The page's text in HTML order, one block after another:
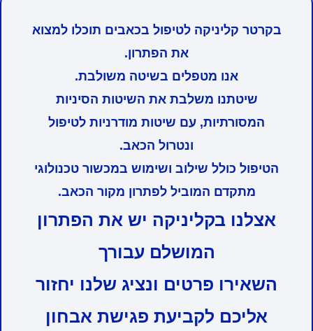
בקרטר קליניקה לטיפול בכאבים תוכלו למצוא
את הפתרון.
אנו מטפלים בשיטה משולבת.
שיטתנו משלבת את השיטות הסיניות
המסורתיות, עם שיטות מודרניות לטיפול
ונטרול הכאב.
הטיפול כולל שילוב ושימוש במכשור טכנולוגי
מתקדם המוביל לפתרון מקור הכאב.
אצלנו בקליניקה יש את הפתרון
המושלם עבורך
השאירו פרטים ונציג שלנו יחזור
אליכם לקביעת פגישת אבחון